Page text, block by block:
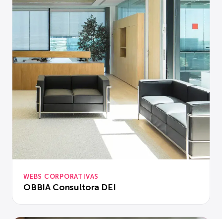
WEBS CORPORATIVAS
OBBIA Consultora DEI